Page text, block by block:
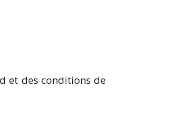
et des conditions de